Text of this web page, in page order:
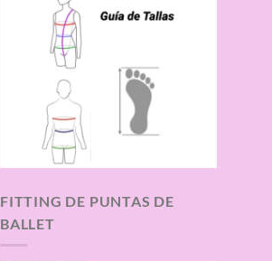
FITTING DE PUNTAS DE
BALLET